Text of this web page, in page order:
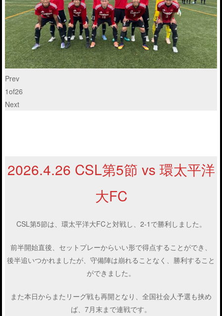
Prev
1of26
Next
2026.4.26 CSL第5節 vs 環太平洋
大FC
CSL第5節は、環太平洋大FCと対戦し、2-1で勝利しました。
前半開始直後、セットプレーからいい形で得点することができ、
後半追いつかれましたが、守備陣は崩れることなく、勝利すること
ができました。
また本日からまたリーグ戦も再開となり、全国社会人予選も挟め
ば、7月末まで連戦です。